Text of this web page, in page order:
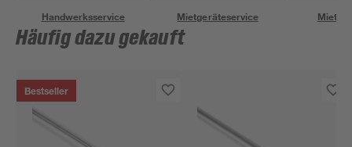
Handwerksservice Mietgeräteservice
Häufig dazu gekauft
Bestseller